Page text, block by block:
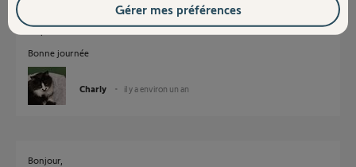
Normalement vous ne devriez appuyer que sur stop = ouvrir, stop = stop,
stop = fermé.
Bonne journée
Charly il y a environ un an
Bonjour,
Gérer mes préférences